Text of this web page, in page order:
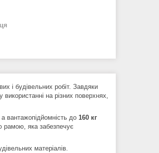
і будівельних робіт. Завдяки
на різних поверхнях,
вантажопідйомність до 160 кг
рамою, яка забезпечує
матеріалів.